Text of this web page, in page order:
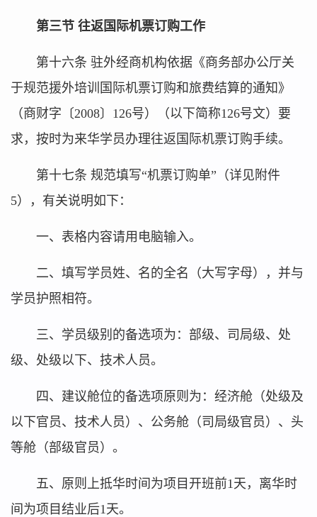
第三节 往返国际机票订购工作
第十六条 驻外经商机构依据《商务部办公厅关
于规范援外培训国际机票订购和旅费结算的通知》
（商财字〔2008〕126号）（以下简称126号文）要
求，按时为来华学员办理往返国际机票订购手续。
第十七条 规范填写“机票订购单”（详见附件
5），有关说明如下：
一、表格内容请用电脑输入。
二、填写学员姓、名的全名（大写字母），并与
学员护照相符。
三、学员级别的备选项为：部级、司局级、处
级、处级以下、技术人员。
四、建议舱位的备选项原则为：经济舱（处级及
以下官员、技术人员）、公务舱（司局级官员）、头
等舱（部级官员）。
五、原则上抵华时间为项目开班前1天，离华时
间为项目结业后1天。